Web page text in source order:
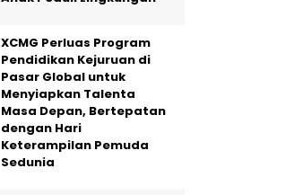
XCMG Perluas Program
Pendidikan Kejuruan di
Pasar Global untuk
Menyiapkan Talenta
Masa Depan, Bertepatan
dengan Hari
Keterampilan Pemuda
Sedunia